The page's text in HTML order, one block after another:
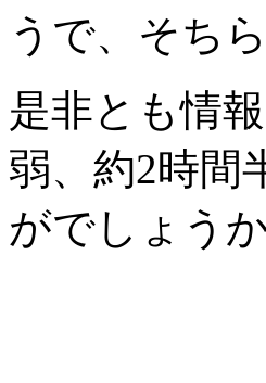
うで、そち
是非とも情
弱、約2時間
がでしょうか